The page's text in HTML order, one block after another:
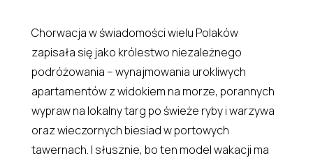
Chorwacja w świadomości wielu Polaków
zapisała się jako królestwo niezależnego
podróżowania – wynajmowania urokliwych
apartamentów z widokiem na morze, porannych
wypraw na lokalny targ po świeże ryby i warzywa
oraz wieczornych biesiad w portowych
tawernach. I słusznie, bo ten model wakacji ma